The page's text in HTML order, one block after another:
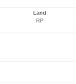
Land
RP